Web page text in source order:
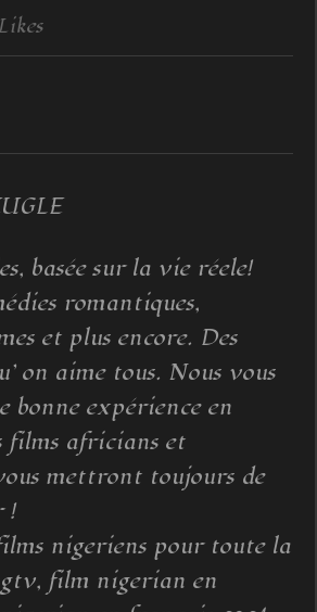
basée sur la vie réele!
romantiques,
et plus encore. Des
on aime tous. Nous vous
bonne expérience en
films africians et
mettront toujours de
!
nigeriens pour toute la
film nigerian en